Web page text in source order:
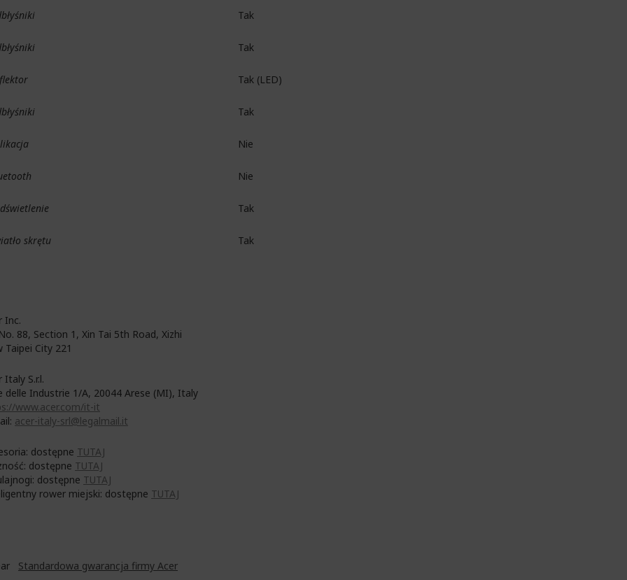
Tak
Tak
Tak (LED)
Tak
Nie
Nie
Tak
skrętu Tak
Inc.
88, Section 1, Xin Tai 5th Road, Xizhi
Taipei City 221
Italy S.r.l.
delle Industrie 1/A, 20044 Arese (MI), Italy
www.acer.com/it-it
acer-italy-srl@legalmail.it
dostępne TUTAJ
dostępne TUTAJ
dostępne TUTAJ
rower miejski: dostępne TUTAJ
Standardowa gwarancja firmy Acer